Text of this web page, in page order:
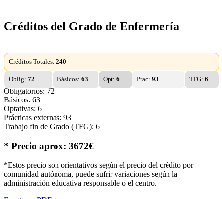
Créditos del Grado de Enfermería
Créditos Totales: 240
Oblig: 72 Básicos:63 Opt:6 Prac: 93 TFG:6
Obligatorios: 72
Básicos: 63
Optativas: 6
Prácticas externas: 93
Trabajo fin de Grado (TFG): 6
* Precio aprox: 3672€
*Estos precio son orientativos según el precio del crédito por
comunidad autónoma, puede sufrir variaciones según la
administración educativa responsable o el centro.